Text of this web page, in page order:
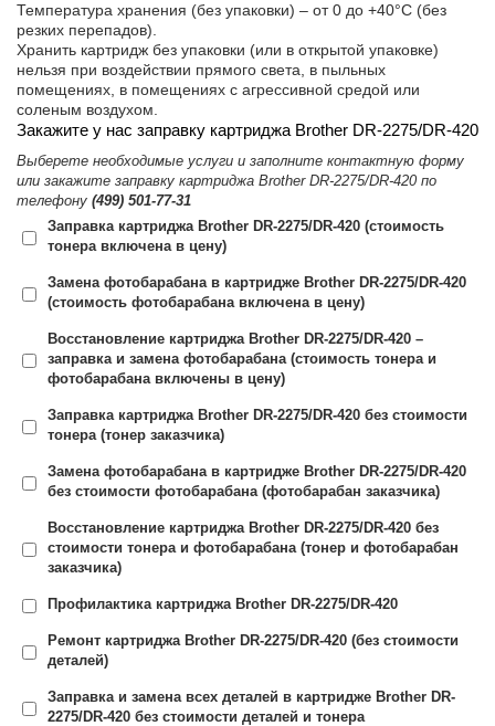
Температура хранения (без упаковки) – от 0 до +40°C (без
резких перепадов).
Хранить картридж без упаковки (или в открытой упаковке)
нельзя при воздействии прямого света, в пыльных
помещениях, в помещениях с агрессивной средой или
соленым воздухом.
Закажите у нас заправку картриджа Brother DR-2275/DR-420
Выберете необходимые услуги и заполните контактную форму
или закажите заправку картриджа Brother DR-2275/DR-420 по
телефону (499) 501-77-31
Заправка картриджа Brother DR-2275/DR-420 (стоимость
тонера включена в цену)
Замена фотобарабана в картридже Brother DR-2275/DR-420
(стоимость фотобарабана включена в цену)
Восстановление картриджа Brother DR-2275/DR-420 –
заправка и замена фотобарабана (стоимость тонера и
фотобарабана включены в цену)
Заправка картриджа Brother DR-2275/DR-420 без стоимости
тонера (тонер заказчика)
Замена фотобарабана в картридже Brother DR-2275/DR-420
без стоимости фотобарабана (фотобарабан заказчика)
Восстановление картриджа Brother DR-2275/DR-420 без
стоимости тонера и фотобарабана (тонер и фотобарабан
заказчика)
Профилактика картриджа Brother DR-2275/DR-420
Ремонт картриджа Brother DR-2275/DR-420 (без стоимости
деталей)
Заправка и замена всех деталей в картридже Brother DR-
2275/DR-420 без стоимости деталей и тонера